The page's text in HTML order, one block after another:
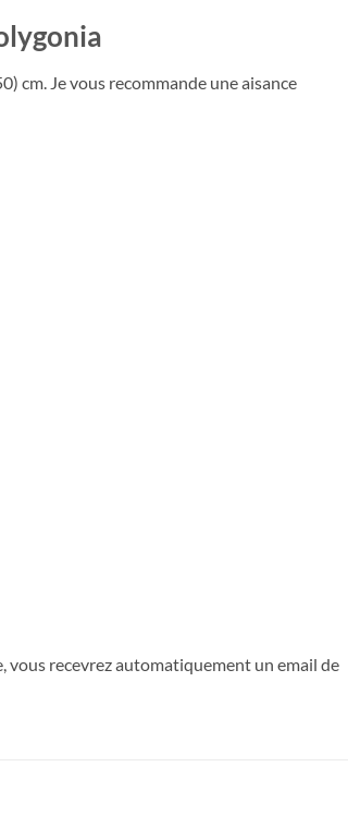
cm. Je vous recommande une aisance
vous recevrez automatiquement un email de